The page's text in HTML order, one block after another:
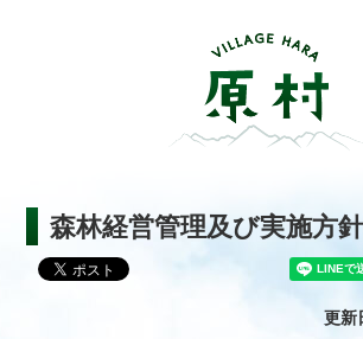
森林経営管理及び実施方
更新